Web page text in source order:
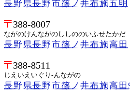
長野県長野市篠ノ井布施五明
388-8007
ながのけんながのししののいふせたかだ
長野県長野市篠ノ井布施高田
388-8511
じえいえいぐり-んながの
長野県長野市篠ノ井布施高田